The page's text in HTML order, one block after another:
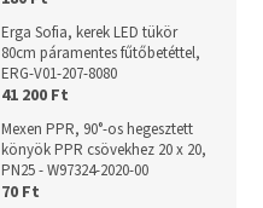
Erga Sofia, kerek LED tükör
80cm páramentes fűtőbetéttel,
ERG-V01-207-8080
41 200 Ft
Mexen PPR, 90°-os hegesztett
könyök PPR csövekhez 20 x 20,
PN25 - W97324-2020-00
70 Ft